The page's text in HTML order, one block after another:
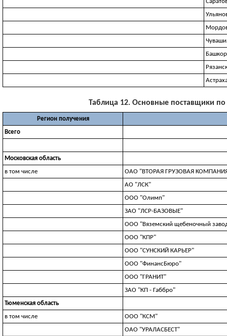
Таблица 12. Основные поставщики
Регион получения
Всего
Московская область
в том числе
OAO "BTOPAЯ ГPУЗOBAЯ
АО "ЛСК"
ООО "Олимп"
ЗАО "ЛСР-БАЗОВЫЕ"
ООО "Вяземский щебеночный
ООО "КПР"
ООО "СУНСКИЙ КАРЬЕР"
ООО "ФинансБюро"
ООО "ГРАНИТ"
ЗАО "КП - Габбро"
Тюменская область
в том числе
ООО "КСМ"
ОАО "УРАЛАСБЕСТ"